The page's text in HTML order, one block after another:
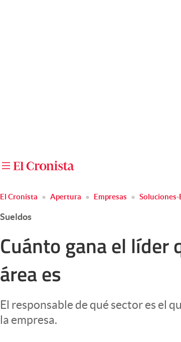
Otras secciones
Clase
Clima
Eventos Corporativos
El Cronista Studio
El Cronista Apertura Empresas Soluciones-
Sueldos
Cuánto gana el líder
área es
El responsable de qué sector es el
la empresa.